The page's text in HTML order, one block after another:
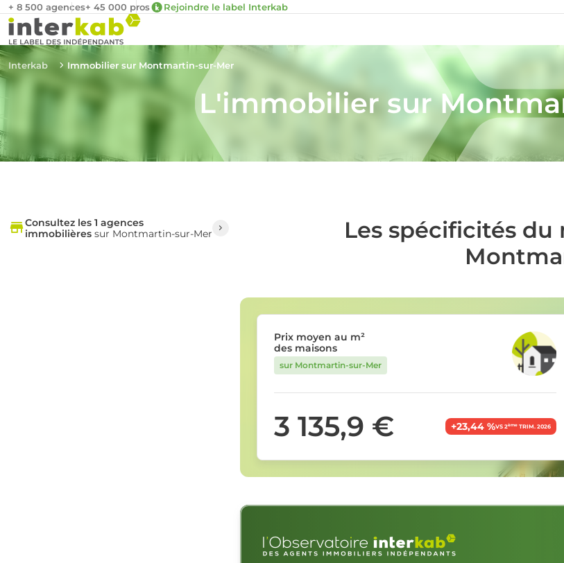
+ 8 500 agences+ 45 000 pros Rejoindre le label Interkab
Interkab Immobilier sur Montmartin-sur-Mer
L'immobilier sur
Consultez les 1 agences
immobilièressur Montmartin-sur-Mer
Les spécificités
Prix moyen au m²
des maisons
sur Montmartin-sur-Mer
3 135,9 € +23,44 %VS 2ème TRIM. 2026